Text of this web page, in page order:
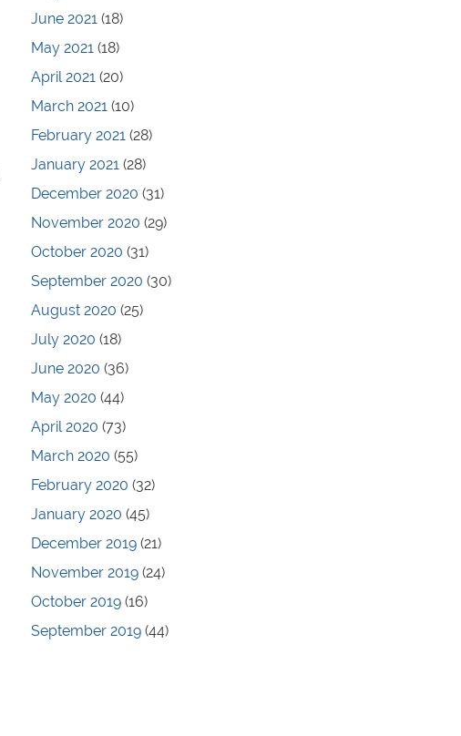
June 2021 (18)
May 2021 (18)
April 2021 (20)
March 2021 (10)
February 2021 (28)
January 2021 (28)
December 2020 (31)
November 2020 (29)
October 2020 (31)
September 2020 (30)
August 2020 (25)
July 2020 (18)
June 2020 (36)
May 2020 (44)
April 2020 (73)
March 2020 (55)
February 2020 (32)
January 2020 (45)
December 2019 (21)
November 2019 (24)
October 2019 (16)
September 2019 (44)